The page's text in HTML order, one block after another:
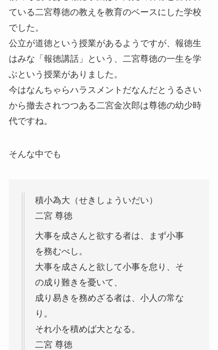
ている二宮尊徳の教えを教育のベースにした学校
でした。
公立が道徳という授業があるようですが、報徳生
はみな「報徳講話」という、二宮尊徳の一生を学
ぶという授業がありました。
今はなんちゃらハラスメントだなんだとうるさい
から撤去されつつある二宮金次郎は尊徳の幼少時
代ですね。
そんな中でも
積小為大（せきしょういだい）
二宮 尊徳
大事を成さんと欲する者は、まず小事
を務むべし。
大事を成さんと欲して小事を怠り、そ
の成り難きを憂いて、
成り易きを務めざる者は、小人の常な
り。
それ小を積めば大となる。
二宮 尊徳